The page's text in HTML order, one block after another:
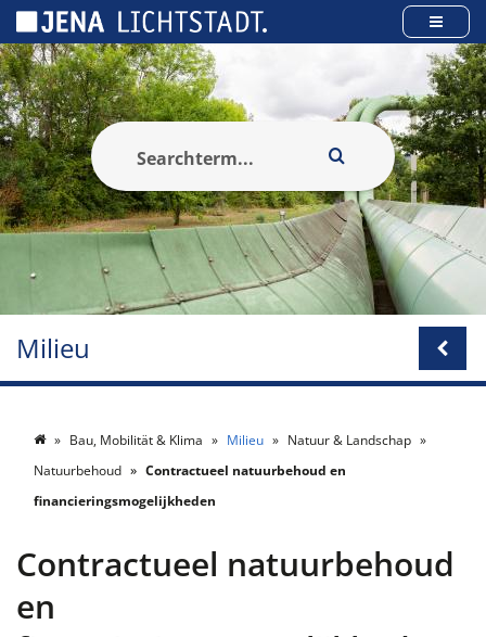
Milieu
Bau, Mobilität & Klima Milieu
Natuur & Landschap
Natuurbehoud
Contractueel natuurbehoud en
financieringsmogelijkheden
Contractueel natuurbehoud
en
Cookies beheer paneel